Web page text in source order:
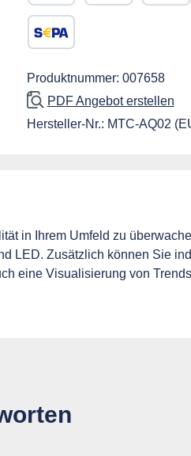
Vorkasse
Produktnummer: 007658
PDF Angebot erstellen
Hersteller-Nr.: MTC-AQ02
in Ihrem Umfeld zu
LED. Zusätzlich können Sie
eine Visualisierung von